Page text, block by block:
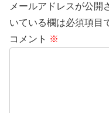
メールアドレスが公開
いている欄は必須項目
コメント ※